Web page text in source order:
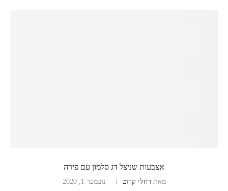
אצבעות שניצל דג סלמון עם פירה
מאת רחלי קרוט נובמבר 1, 2020